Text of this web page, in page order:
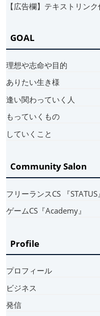
【広告欄】テキストリン
GOAL
理想や志命や目的
ありたい生き様
逢い関わっていく人
もっていくもの
していくこと
Community Salon
フリーランスCS 『STATUS』
ゲームCS『Academy』
Profile
プロフィール
ビジネス
発信